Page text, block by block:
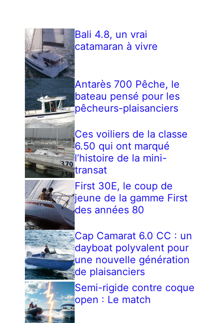
Bali 4.8, un vrai
catamaran à vivre
Antarès 700 Pêche, le
bateau pensé pour les
pêcheurs-plaisanciers
Ces voiliers de la classe
6.50 qui ont marqué
l’histoire de la mini-
transat
First 30E, le coup de
jeune de la gamme First
des années 80
Cap Camarat 6.0 CC : un
dayboat polyvalent pour
une nouvelle génération
de plaisanciers
Semi-rigide contre coque
open : Le match